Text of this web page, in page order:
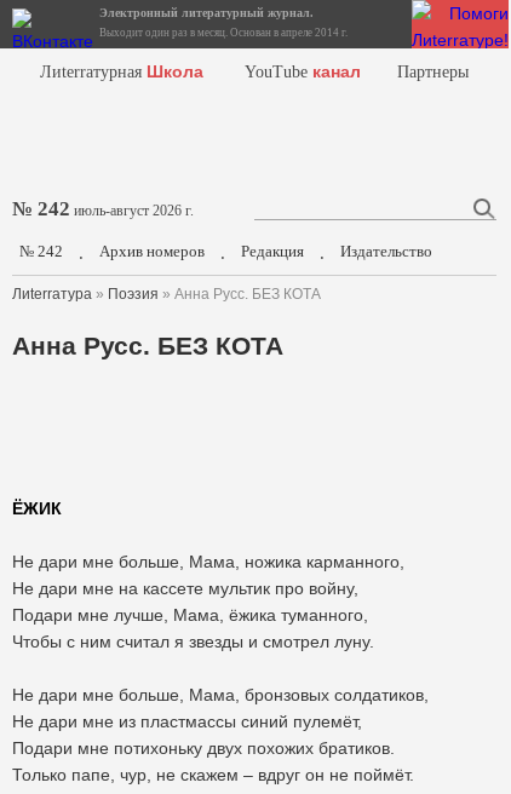
Электронный литературный журнал.
Выходит один раз в месяц. Основан в апреле 2014 г.
Лиterraтурная Школа YouTube канал Партнеры
№ 242 июль-август 2026 г.
№ 242 . Архив номеров . Редакция . Издательство
Лиterraтура » Поэзия » Анна Русс. БЕЗ КОТА
Анна Русс. БЕЗ КОТА
ЁЖИК
Не дари мне больше, Мама, ножика карманного,
Не дари мне на кассете мультик про войну,
Подари мне лучше, Мама, ёжика туманного,
Чтобы с ним считал я звезды и смотрел луну.
Не дари мне больше, Мама, бронзовых солдатиков,
Не дари мне из пластмассы синий пулемёт,
Подари мне потихоньку двух похожих братиков.
Только папе, чур, не скажем – вдруг он не поймёт.